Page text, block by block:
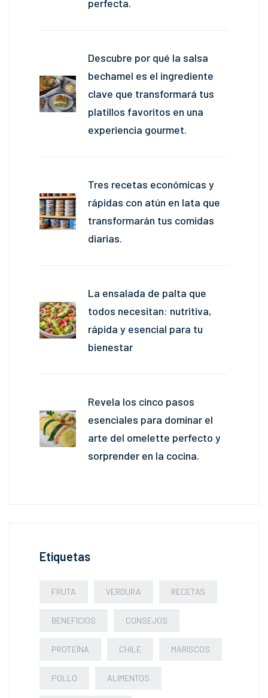
perfecta.
Descubre por qué la salsa
bechamel es el ingrediente
clave que transformará tus
platillos favoritos en una
experiencia gourmet.
Tres recetas económicas y
rápidas con atún en lata que
transformarán tus comidas
diarias.
La ensalada de palta que
todos necesitan: nutritiva,
rápida y esencial para tu
bienestar
Revela los cinco pasos
esenciales para dominar el
arte del omelette perfecto y
sorprender en la cocina.
Etiquetas
FRUTA VERDURA RECETAS
BENEFICIOS CONSEJOS
PROTEÍNA CHILE MARISCOS
POLLO ALIMENTOS